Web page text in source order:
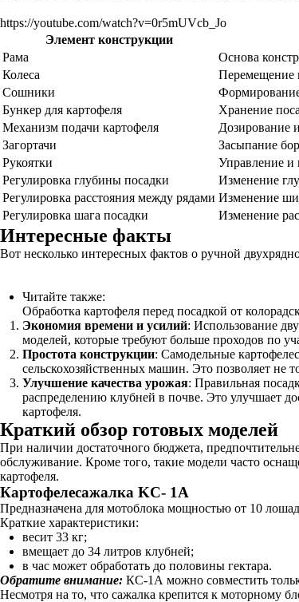
https://youtube.com/watch?v=0r5mUVcb_Jo
Элемент конструкции
Рама
Основа
Колеса
Перемещение
Сошники
Бункер для картофеля
Хранение
Механизм подачи картофеля
Дозирование
Загортачи
Засыпание
Рукоятки
Управление и
Регулировка глубины посадки
Изменение
Регулировка расстояния между рядами Изменение
Регулировка шага посадки
Изменение
Интересные факты
Вот несколько интересных фактов о ручной
Читайте также:
Обработка картофеля перед посадкой от
Экономия времени и усилий: Использование
моделей, которые требуют больше проходов по
Простота конструкции: Самодельные
сельскохозяйственных машин. Это позволяет не
Улучшение качества урожая: Правильная
распределению клубней в почве. Это улучшает
картофеля.
Краткий обзор готовых моделей
При наличии достаточного бюджета,
обслуживание. Кроме того, такие модели часто
картофеля.
Картофелесажалка KС- 1A
Предназначена для мотоблока мощностью от 10
Краткие характеристики:
весит 33 кг;
вмещает до 34 литров клубней;
в час может обработать до половины гектара.
Обратите внимание: КС-1А можно совместить
Несмотря на то, что сажалка крепится к моторному